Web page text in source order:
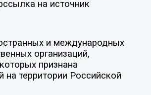
на источник
и международных
организаций,
признана
на территории Российской